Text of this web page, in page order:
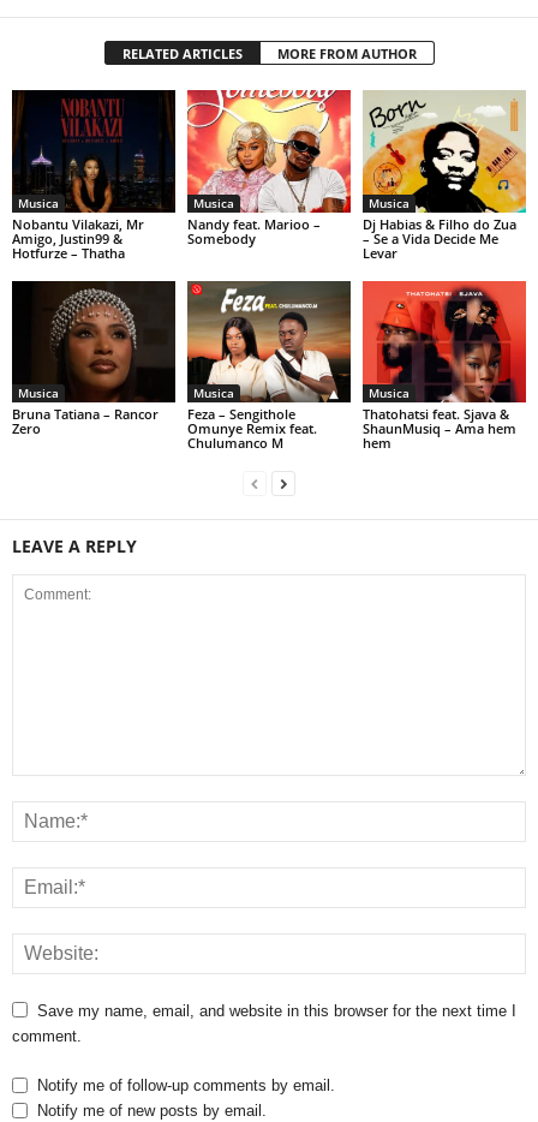
RELATED ARTICLES MORE FROM AUTHOR
Musica
Nobantu Vilakazi, Mr
Amigo, Justin99 &
Hotfurze – Thatha
Musica
Nandy feat. Marioo –
Somebody
Musica
Dj Habias & Filho do Zua
– Se a Vida Decide Me
Levar
Musica
Bruna Tatiana – Rancor
Zero
Musica
Feza – Sengithole
Omunye Remix feat.
Chulumanco M
Musica
Thatohatsi feat. Sjava &
ShaunMusiq – Ama hem
hem
LEAVE A REPLY
Save my name, email, and website in this browser for the next time I
comment.
Notify me of follow-up comments by email.
Notify me of new posts by email.